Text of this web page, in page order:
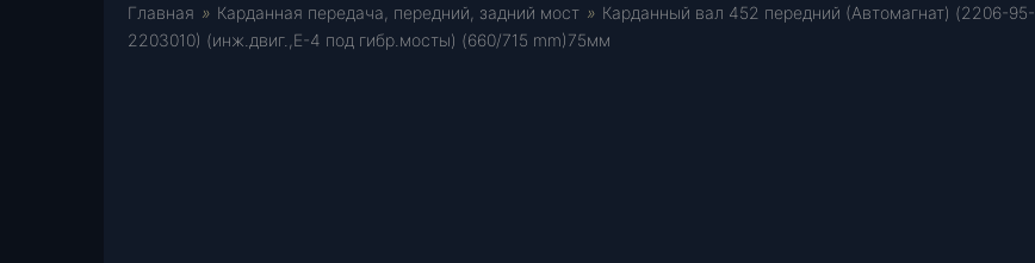
Главная » Карданная передача, передний, задний мост » Карданный вал 452 передний (Автомагнат) (2206-95-
2203010) (инж.двиг.,Е-4 под гибр.мосты) (660/715 mm)75мм